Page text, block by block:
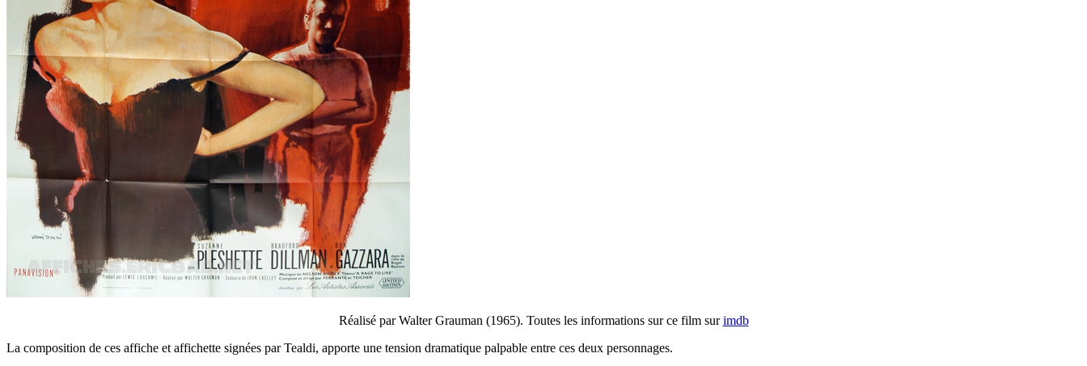
Réalisé par Walter Grauman (1965). Toutes les informations sur ce film surimdb
La composition de ces affiche et affichette signées par Tealdi, apporte une tension dramatique palpable entre ces deux personnages.